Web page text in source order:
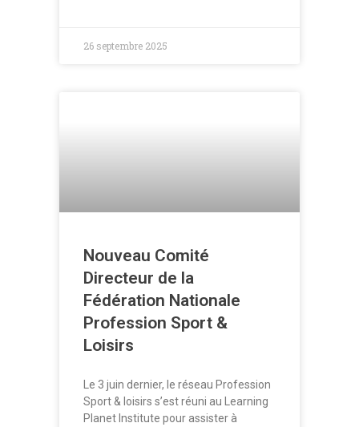
26 septembre 2025
Nouveau Comité
Directeur de la
Fédération Nationale
Profession Sport &
Loisirs
Le 3 juin dernier, le réseau Profession
Sport & loisirs s’est réuni au Learning
Planet Institute pour assister à